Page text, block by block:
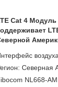
Cat 4
Северная
NL668-